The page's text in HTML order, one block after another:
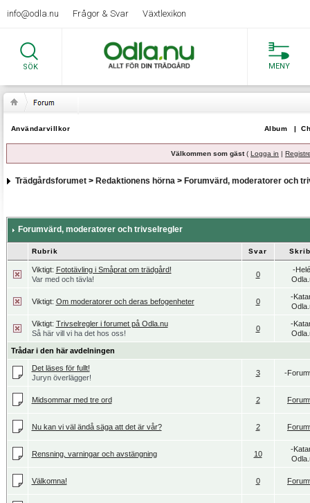
info@odla.nu Frågor & Svar Växtlexikon
SÖK MENY
Användarvillkor Album |
Välkommen som gäst( Logga in |
Trädgårdsforumet> Redaktionens hörna> Forumvärd, moderatorer och
Forumvärd, moderatorer och trivselregler
Rubrik Svar
Viktigt: Fototävling i Småprat om trädgård!
Var med och tävla!
0
-
Viktigt: Om moderatorer och deras befogenheter 0
-
Viktigt: Trivselregler i forumet på Odla.nu
Så här vill vi ha det hos oss!
0
-
Trådar i den här avdelningen
Det läses för fullt!
Juryn överlägger!
3 -
Midsommar med tre ord 2
Nu kan vi väl ändå säga att det är vår? 2
Rensning, varningar och avstängning 10
-
Välkomna! 0